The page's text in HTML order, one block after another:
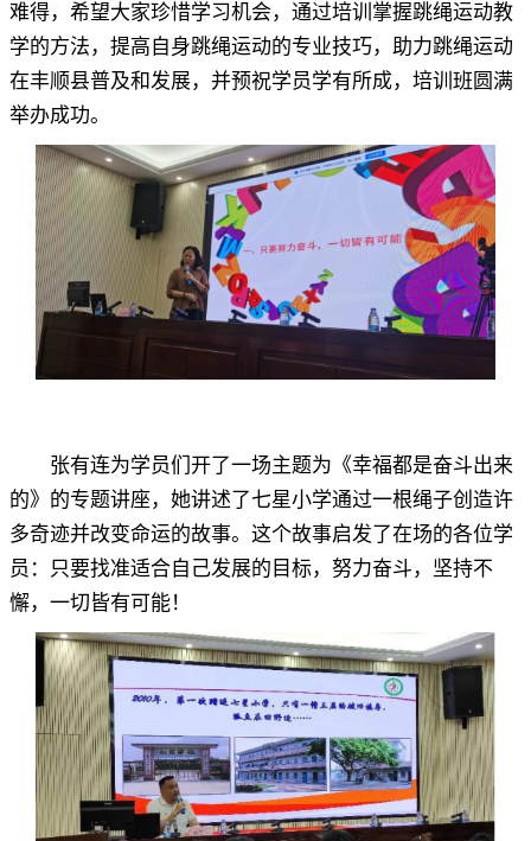
难得，希望大家珍惜学习机会， 通过培训掌握跳绳运动教
学的方法，提高自身跳绳运动的专业技巧 ， 助力跳绳运动
在丰顺县普及和发展，并预祝学员学有所成， 培训班圆满
举办成功。
张有连为学员们开了一场主题为《幸福都是奋斗出来
的》的专题讲座， 她讲述了七星小学通过一根绳子创造许
多奇迹并改变命运的故事。这个故事启发了在场的各位学
员：只要找准适合自己发展的目标， 努力奋斗，坚持不
懈， 一切皆有可能！